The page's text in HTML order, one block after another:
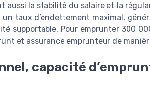
aussi la stabilité du salaire et la
un taux d’endettement maximal,
supportable. Pour emprunter 300
et assurance emprunteur de
capacité